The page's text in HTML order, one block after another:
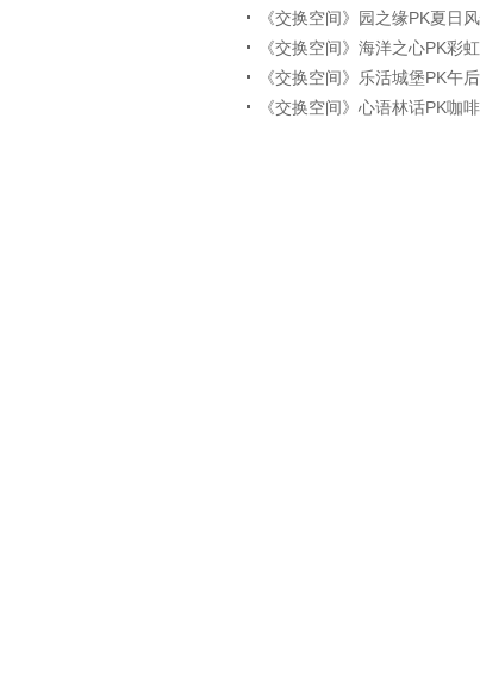
《交换空间》园之缘PK夏日
《交换空间》海洋之心PK彩
《交换空间》乐活城堡PK午
《交换空间》心语林话PK咖